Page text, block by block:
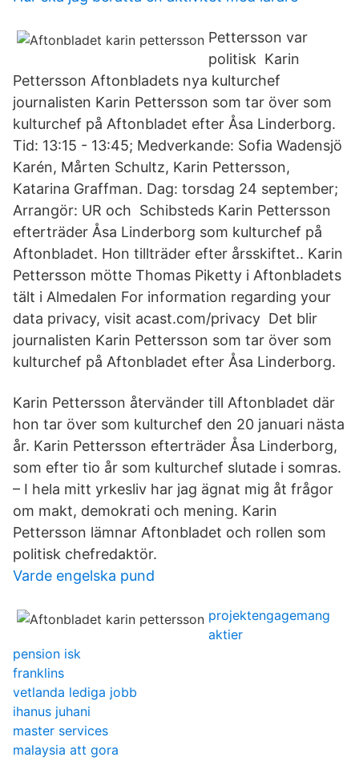
Pettersson var
politisk Karin
Pettersson Aftonbladets nya kulturchef
journalisten Karin Pettersson som tar över som
kulturchef på Aftonbladet efter Åsa Linderborg.
Tid: 13:15 - 13:45; Medverkande: Sofia Wadensjö
Karén, Mårten Schultz, Karin Pettersson,
Katarina Graffman. Dag: torsdag 24 september;
Arrangör: UR och Schibsteds Karin Pettersson
efterträder Åsa Linderborg som kulturchef på
Aftonbladet. Hon tillträder efter årsskiftet.. Karin
Pettersson mötte Thomas Piketty i Aftonbladets
tält i Almedalen For information regarding your
data privacy, visit acast.com/privacy Det blir
journalisten Karin Pettersson som tar över som
kulturchef på Aftonbladet efter Åsa Linderborg.
Karin Pettersson återvänder till Aftonbladet där
hon tar över som kulturchef den 20 januari nästa
år. Karin Pettersson efterträder Åsa Linderborg,
som efter tio år som kulturchef slutade i somras.
– I hela mitt yrkesliv har jag ägnat mig åt frågor
om makt, demokrati och mening. Karin
Pettersson lämnar Aftonbladet och rollen som
politisk chefredaktör.
Varde engelska pund
projektengagemang
aktier
pension isk
franklins
vetlanda lediga jobb
ihanus juhani
master services
malaysia att gora